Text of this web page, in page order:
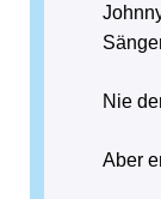
Nie
Aber